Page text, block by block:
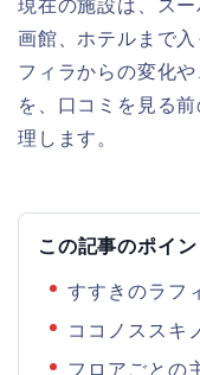
現在の施設は、ス
画館、ホテルまで
フィラからの変化
を、口コミを見る
理します。
この記事のポイン
すすきのラフ
ココノススキ
フロアごとの